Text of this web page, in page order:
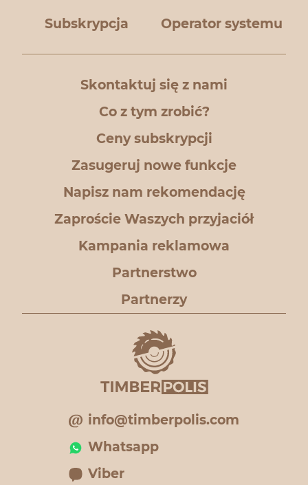
Subskrypcja Operator systemu
Skontaktuj się z nami
Co z tym zrobić?
Ceny subskrypcji
Zasugeruj nowe funkcje
Napisz nam rekomendację
Zaproście Waszych przyjaciół
Kampania reklamowa
Partnerstwo
Partnerzy
info@timberpolis.com
Whatsapp
Viber